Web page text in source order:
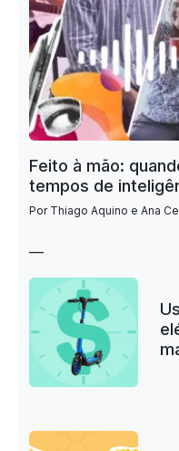
Feito à mão:
tempos de
Por Thiago Aquino e Ana
—